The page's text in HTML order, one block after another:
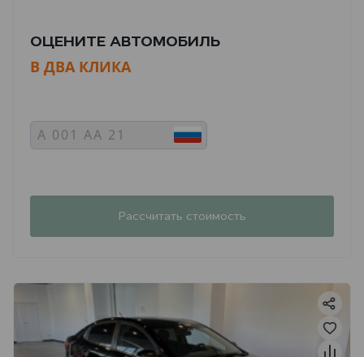
ОЦЕНИТЕ АВТОМОБИЛЬ
В ДВА КЛИКА
Рассчитать стоимость